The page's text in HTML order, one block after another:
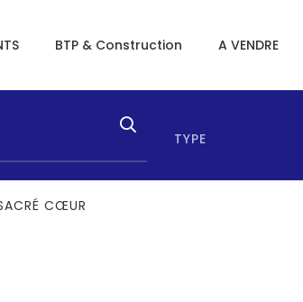
BTP & Construction A VENDRE
TYPE
CŒUR